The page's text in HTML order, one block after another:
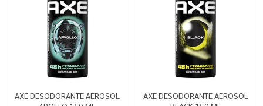
AXE DESODORANTE AEROSOL
AXE DESODORANTE AEROSOL